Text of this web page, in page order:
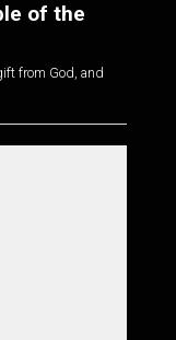
of the
from God, and